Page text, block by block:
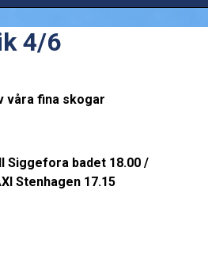
4/6
våra fina skogar
Siggefora badet 18.00 /
Stenhagen 17.15